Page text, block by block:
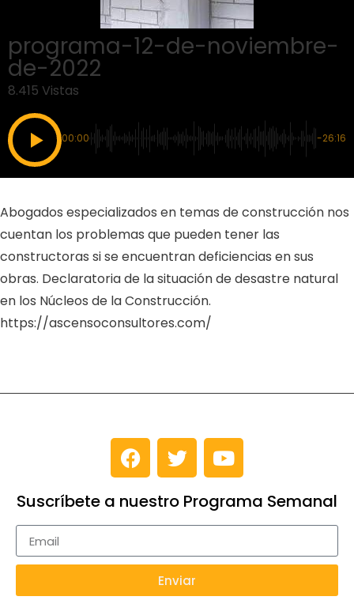
programa-12-de-noviembre-
de-2022
8.415 Vistas
00:00 -26:16
Abogados especializados en temas de construcción nos
cuentan los problemas que pueden tener las
constructoras si se encuentran deficiencias en sus
obras. Declaratoria de la situación de desastre natural
en los Núcleos de la Construcción.
https://ascensoconsultores.com/
Suscríbete a nuestro Programa Semanal
Enviar